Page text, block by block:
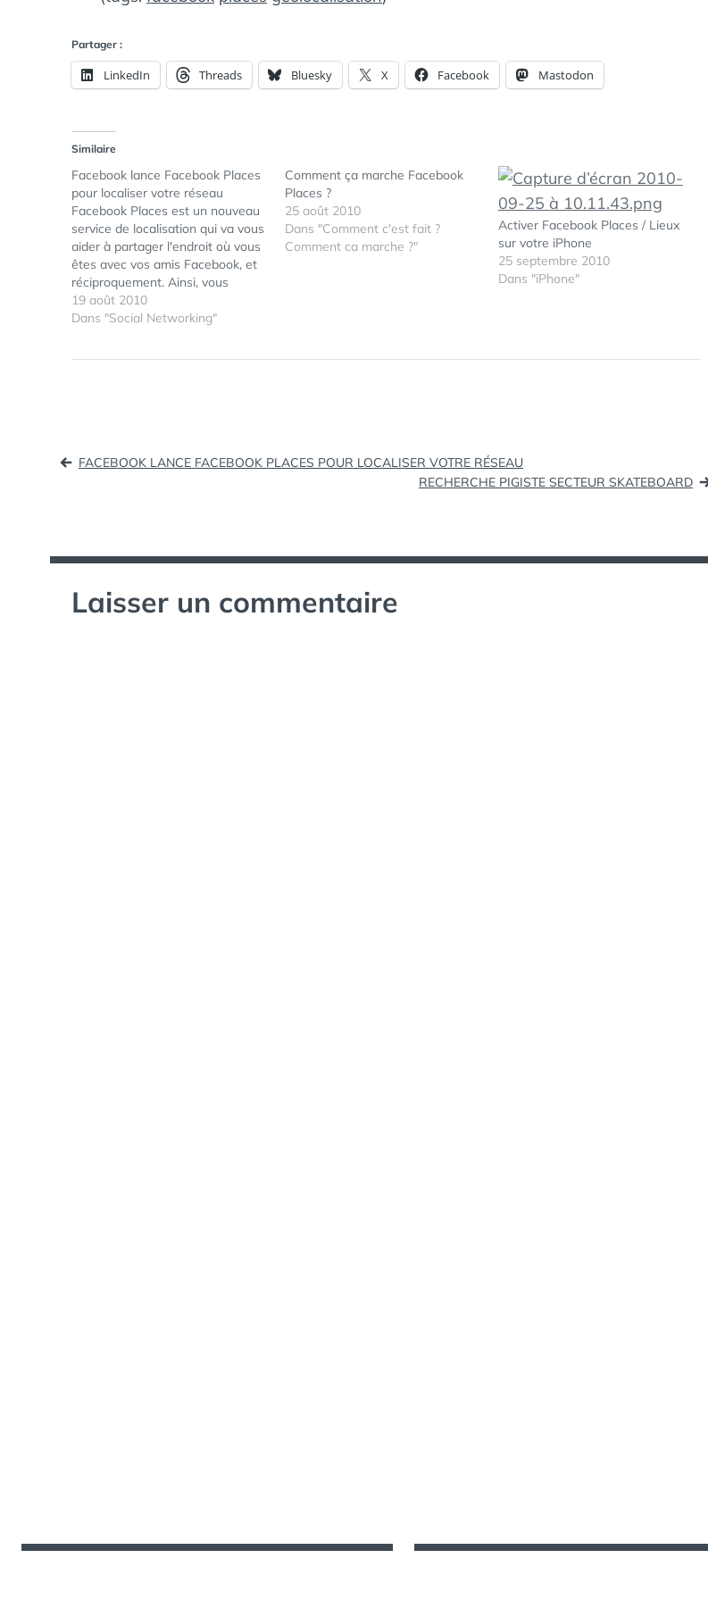
Partager :
LinkedIn Threads Bluesky X Facebook Mastodon
Similaire
Facebook lance Facebook Places
pour localiser votre réseau
Facebook Places est un nouveau
service de localisation qui va vous
aider à partager l'endroit où vous
êtes avec vos amis Facebook, et
réciproquement. Ainsi, vous
partagez vos lieux de prédilection,
et découvrez ceux que votre
19 août 2010
Dans "Social Networking"
Comment ça marche Facebook
Places ?
25 août 2010
Dans "Comment c'est fait ?
Comment ca marche ?"
Activer Facebook Places / Lieux
sur votre iPhone
25 septembre 2010
Dans "iPhone"
Navigation
l’article
FACEBOOK LANCE FACEBOOK PLACES POUR LOCALISER VOTRE RÉSEAU
RECHERCHE PIGISTE SECTEUR SKATEBOARD
Laisser un commentaire